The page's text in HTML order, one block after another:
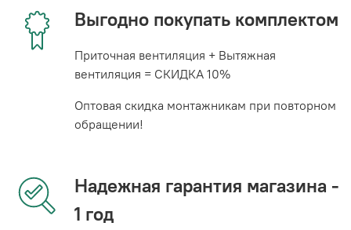
Выгодно покупать комплектом
Приточная вентиляция + Вытяжная
вентиляция = СКИДКА 10%
Оптовая скидка монтажникам при повторном
обращении!
Надежная гарантия магазина -
1 год